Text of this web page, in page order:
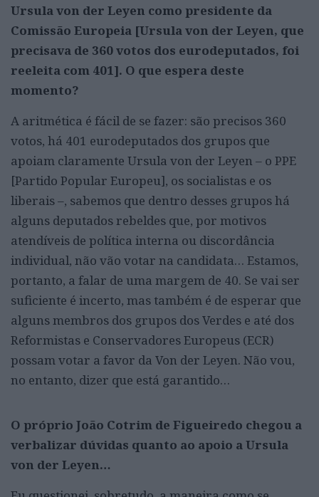
Ursula von der Leyen como presidente da
Comissão Europeia [Ursula von der Leyen, que
precisava de 360 votos dos eurodeputados, foi
reeleita com 401]. O que espera deste
momento?
A aritmética é fácil de se fazer: são precisos 360
votos, há 401 eurodeputados dos grupos que
apoiam claramente Ursula von der Leyen – o PPE
[Partido Popular Europeu], os socialistas e os
liberais –, sabemos que dentro desses grupos há
alguns deputados rebeldes que, por motivos
atendíveis de política interna ou discordância
individual, não vão votar na candidata… Estamos,
portanto, a falar de uma margem de 40. Se vai ser
suficiente é incerto, mas também é de esperar que
alguns membros dos grupos dos Verdes e até dos
Reformistas e Conservadores Europeus (ECR)
possam votar a favor da Von der Leyen. Não vou,
no entanto, dizer que está garantido…
O próprio João Cotrim de Figueiredo chegou a
verbalizar dúvidas quanto ao apoio a Ursula
von der Leyen…